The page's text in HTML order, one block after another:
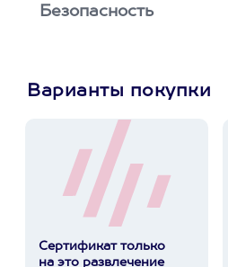
Безопасность
Варианты покупки
Сертификат только
на это развлечение